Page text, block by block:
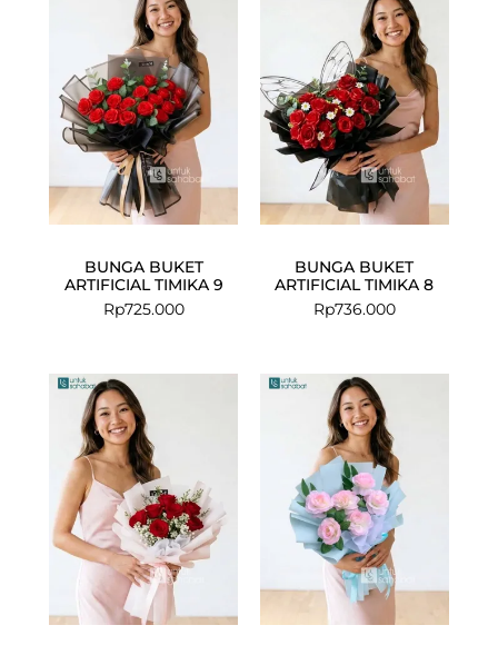
BUNGA BUKET
ARTIFICIAL TIMIKA 9
Rp725.000
BUNGA BUKET
ARTIFICIAL TIMIKA 8
Rp736.000